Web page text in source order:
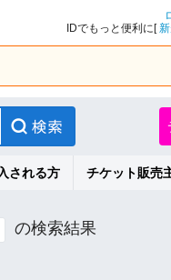
IDでもっと便利に[
される方 チケット販売
の検索結果